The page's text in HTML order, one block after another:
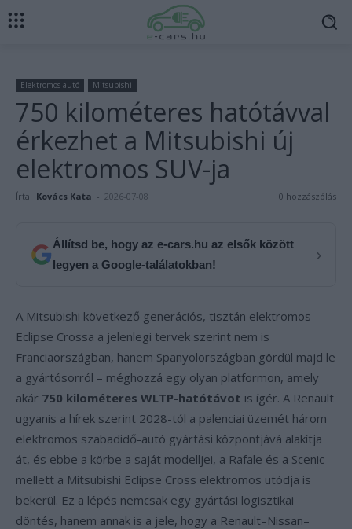
Elektromos autó Mitsubishi
750 kilométeres hatótávval
érkezhet a Mitsubishi új
elektromos SUV-ja
Írta: Kovács Kata - 2026-07-08 0 hozzászólás
Állítsd be, hogy az e-cars.hu az elsők között
legyen a Google-találatokban!
›
A Mitsubishi következő generációs, tisztán elektromos
Eclipse Crossa a jelenlegi tervek szerint nem is
Franciaországban, hanem Spanyolországban gördül majd le
a gyártósorról – méghozzá egy olyan platformon, amely
akár 750 kilométeres WLTP-hatótávot is ígér. A Renault
ugyanis a hírek szerint 2028-tól a palenciai üzemét három
elektromos szabadidő-autó gyártási központjává alakítja
át, és ebbe a körbe a saját modelljei, a Rafale és a Scenic
mellett a Mitsubishi Eclipse Cross elektromos utódja is
bekerül. Ez a lépés nemcsak egy gyártási logisztikai
döntés, hanem annak is a jele, hogy a Renault–Nissan–